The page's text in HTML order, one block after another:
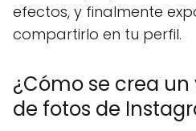
efectos, y finalmente
compartirlo en tu perfil.
¿Cómo se crea
de fotos de